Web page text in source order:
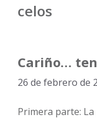
celos
Cariño…
26 de febrero de
Primera parte: